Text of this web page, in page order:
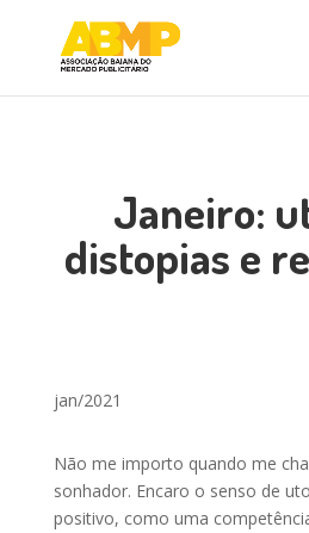
Janeiro:
distopias e
jan/2021
Não me importo quando me
sonhador. Encaro o senso de
positivo, como uma